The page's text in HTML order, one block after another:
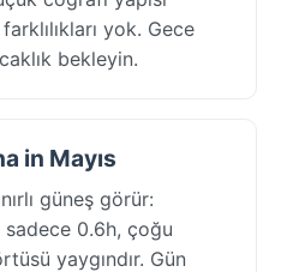
yok. Gece
bekleyin.
in Mayıs
güneş görür:
0.6h, çoğu
yaygındır. Gün